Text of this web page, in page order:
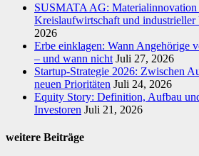
SUSMATA AG: Materialinnovation
Kreislaufwirtschaft und industrieller
2026
Erbe einklagen: Wann Angehörige
– und wann nicht Juli 27, 2026
Startup-Strategie 2026: Zwischen
neuen Prioritäten Juli 24, 2026
Equity Story: Definition, Aufbau
Investoren Juli 21, 2026
weitere Beiträge